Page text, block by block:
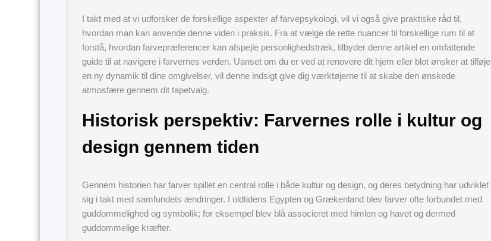
I takt med at vi udforsker de forskellige aspekter af farvepsykologi, vil vi også give praktiske råd til,
hvordan man kan anvende denne viden i praksis. Fra at vælge de rette nuancer til forskellige rum til at
forstå, hvordan farvepræferencer kan afspejle personlighedstræk, tilbyder denne artikel en omfattende
guide til at navigere i farvernes verden. Uanset om du er ved at renovere dit hjem eller blot ønsker at tilføje
en ny dynamik til dine omgivelser, vil denne indsigt give dig værktøjerne til at skabe den ønskede
atmosfære gennem dit tapetvalg.
Historisk perspektiv: Farvernes rolle i kultur og
design gennem tiden
Gennem historien har farver spillet en central rolle i både kultur og design, og deres betydning har udviklet
sig i takt med samfundets ændringer. I oldtidens Egypten og Grækenland blev farver ofte forbundet med
guddommelighed og symbolik; for eksempel blev blå associeret med himlen og havet og dermed
guddommelige kræfter.